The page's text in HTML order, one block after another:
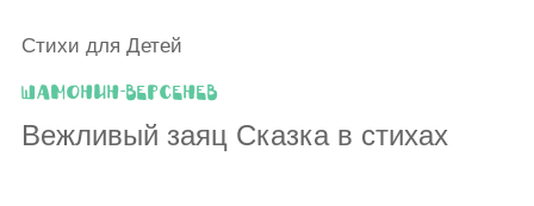
Стихи для Детей
Шамонин-Версенев
Вежливый заяц Сказка в стихах